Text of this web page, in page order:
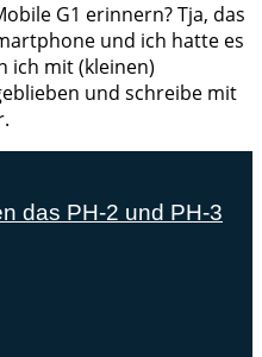
G1 erinnern? Tja, das
und ich hatte es
ich mit (kleinen)
und schreibe mit
das PH-2 und PH-3